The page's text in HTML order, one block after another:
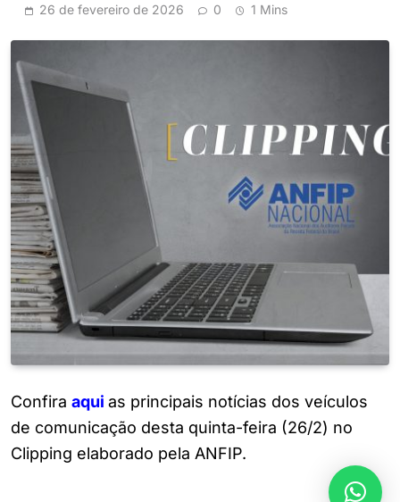
26 de fevereiro de 2026 0 1 Mins
Confira aqui as principais notícias dos veículos
de comunicação desta quinta-feira (26/2) no
Clipping elaborado pela ANFIP.